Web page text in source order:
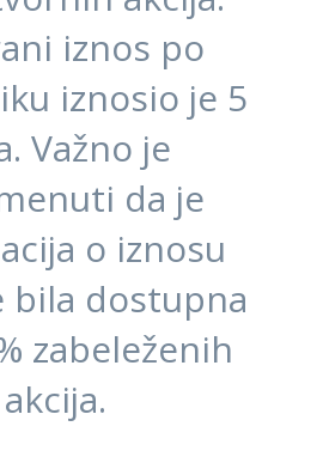
iznos po
iznosio je 5
Važno je
da je
o iznosu
bila dostupna
zabeleženih
akcija.